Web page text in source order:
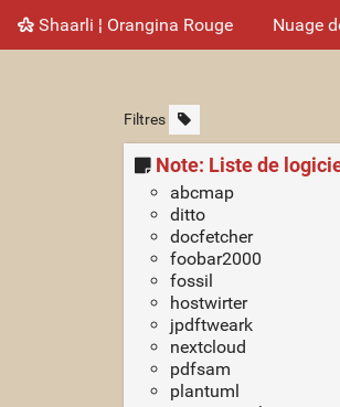
Shaarli ¦ Orangina Rouge Nuage
Filtres
Note: Liste de
abcmap
ditto
docfetcher
foobar2000
fossil
hostwirter
jpdftweark
nextcloud
pdfsam
plantuml